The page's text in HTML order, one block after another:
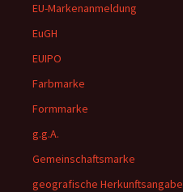
EU-Markenanmeldung
EuGH
EUIPO
Farbmarke
Formmarke
g.g.A.
Gemeinschaftsmarke
geografische Herkunftsangabe